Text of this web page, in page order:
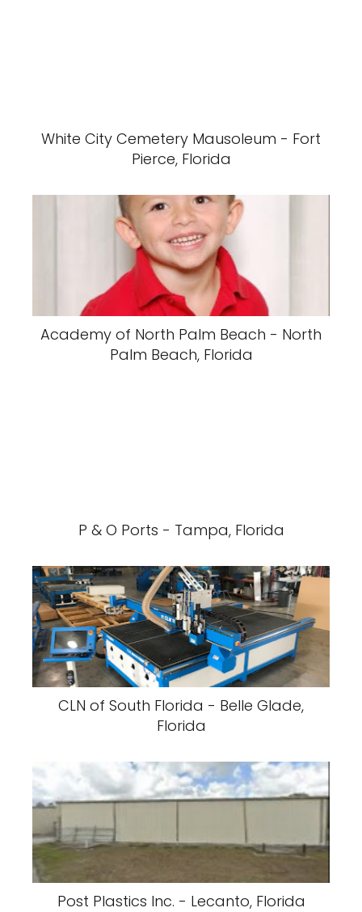
White City Cemetery Mausoleum - Fort
Pierce, Florida
Academy of North Palm Beach - North
Palm Beach, Florida
P & O Ports - Tampa, Florida
CLN of South Florida - Belle Glade,
Florida
Post Plastics Inc. - Lecanto, Florida